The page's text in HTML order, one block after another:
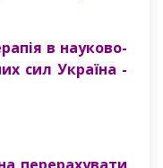
в науково-
сил Україна -